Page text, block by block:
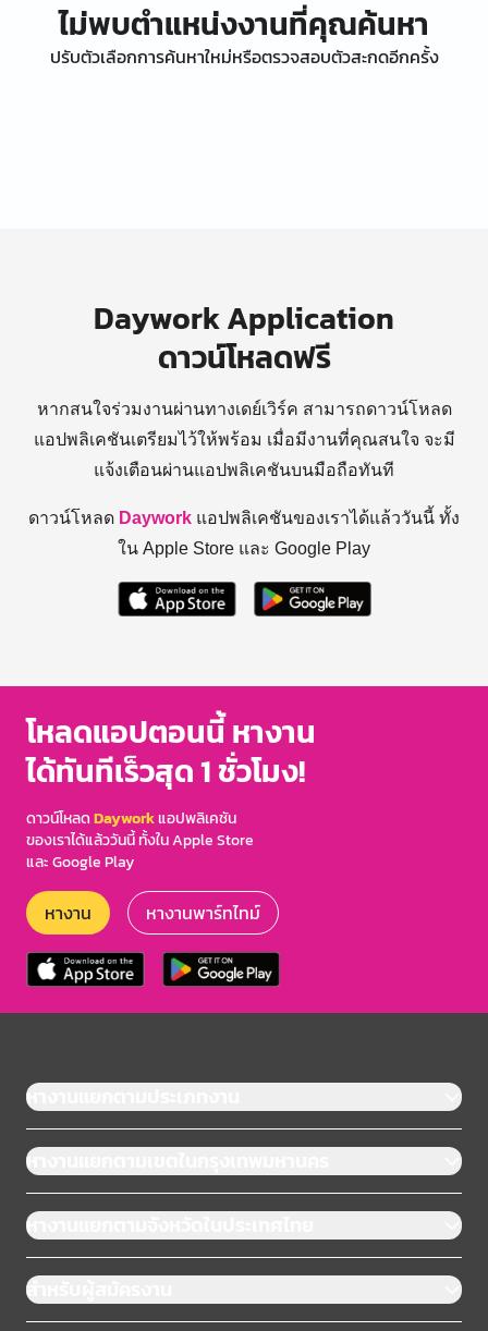
ไม่พบตำแหน่งงานที่คุณค้นหา
ปรับตัวเลือกการค้นหาใหม่หรือตรวจสอบตัวสะกดอีกครั้ง
Daywork Application
ดาวน์โหลดฟรี
หากสนใจร่วมงานผ่านทางเดย์เวิร์ค สามารถดาวน์โหลด
แอปพลิเคชันเตรียมไว้ให้พร้อม เมื่อมีงานที่คุณสนใจ จะมี
แจ้งเตือนผ่านแอปพลิเคชันบนมือถือทันที
ดาวน์โหลด Daywork แอปพลิเคชันของเราได้แล้ววันนี้ ทั้ง
ใน Apple Store และ Google Play
โหลดแอปตอนนี้ หางาน
ได้ทันทีเร็วสุด 1 ชั่วโมง!
ดาวน์โหลดDayworkแอปพลิเคชัน
ของเราได้แล้ววันนี้ ทั้งใน Apple Store
และ Google Play
หางาน หางานพาร์ทไทม์
หางานแยกตามประเภทงาน
หางานแยกตามเขตในกรุงเทพมหานคร
หางานแยกตามจังหวัดในประเทศไทย
สำหรับผู้สมัครงาน